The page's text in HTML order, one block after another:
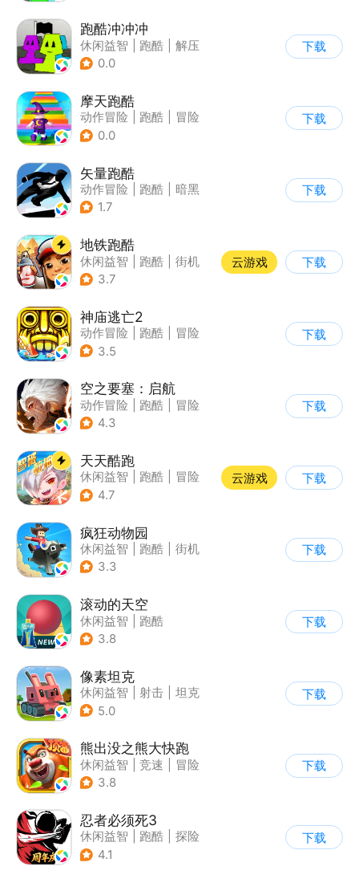
跑酷冲冲冲
休闲益智 跑酷
解压
| 清新
0.0
下载
摩天跑酷
动作冒险 跑酷
冒险
| 横版过关
0.0
下载
矢量跑酷
动作冒险 跑酷
暗黑
| 通关
1.7
下载
地铁跑酷
休闲益智 跑酷
街机
| 创梦天地
3.7
云游戏 下载
神庙逃亡2
动作冒险 跑酷
冒险
| 欧美风
3.5
下载
空之要塞：启航
动作冒险 跑酷
冒险
| 剧情
4.3
下载
天天酷跑
休闲益智 跑酷
冒险
| 萌系
4.7
云游戏 下载
疯狂动物园
休闲益智 跑酷
街机
| 像素风
3.3
下载
滚动的天空
休闲益智
跑酷
| 女性向
3.8
下载
像素坦克
休闲益智 射击
坦克
| 像素风
5.0
下载
熊出没之熊大快跑
休闲益智 竞速
冒险
| 熊出没
3.8
下载
忍者必须死3
休闲益智 跑酷
探险
| 和风
4.1
下载